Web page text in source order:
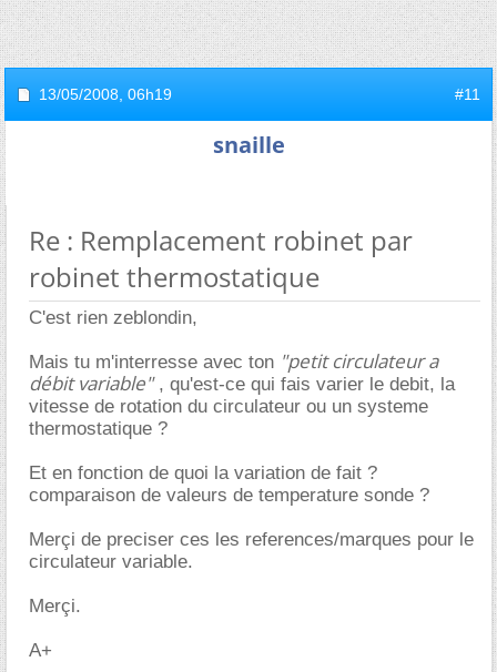
13/05/2008, 06h19 #11
snaille
Re : Remplacement robinet par
robinet thermostatique
C'est rien zeblondin,
Mais tu m'interresse avec ton "petit circulateur a
débit variable", qu'est-ce qui fais varier le debit, la
vitesse de rotation du circulateur ou un systeme
thermostatique ?
Et en fonction de quoi la variation de fait ?
comparaison de valeurs de temperature sonde ?
Merçi de preciser ces les references/marques pour le
circulateur variable.
Merçi.
A+